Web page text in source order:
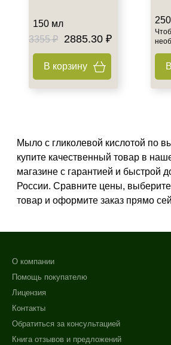
Показать еще
Класс косметики
Домашняя
Зрелая
Показать еще
Возраст
Любой возраст
После 20
Показать еще
Восстановление
Матирование
150 мл
3355 ₽
2885.30 ₽
В корзину
Мыло с гликолевой кислотой по
купите качественный товар в
магазине с гарантией и быстрой
России. Сравните цены,
товар и оформите заказ прямо
О компании
Помощь покупателю
Лицензия
Контакты
Обратиться за консультацией
Книга отзывов и предложений
+7 (929) 933-09-89